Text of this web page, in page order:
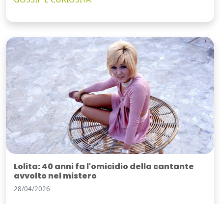
Lolita: 40 anni fa l'omicidio della cantante
avvolto nel mistero
28/04/2026